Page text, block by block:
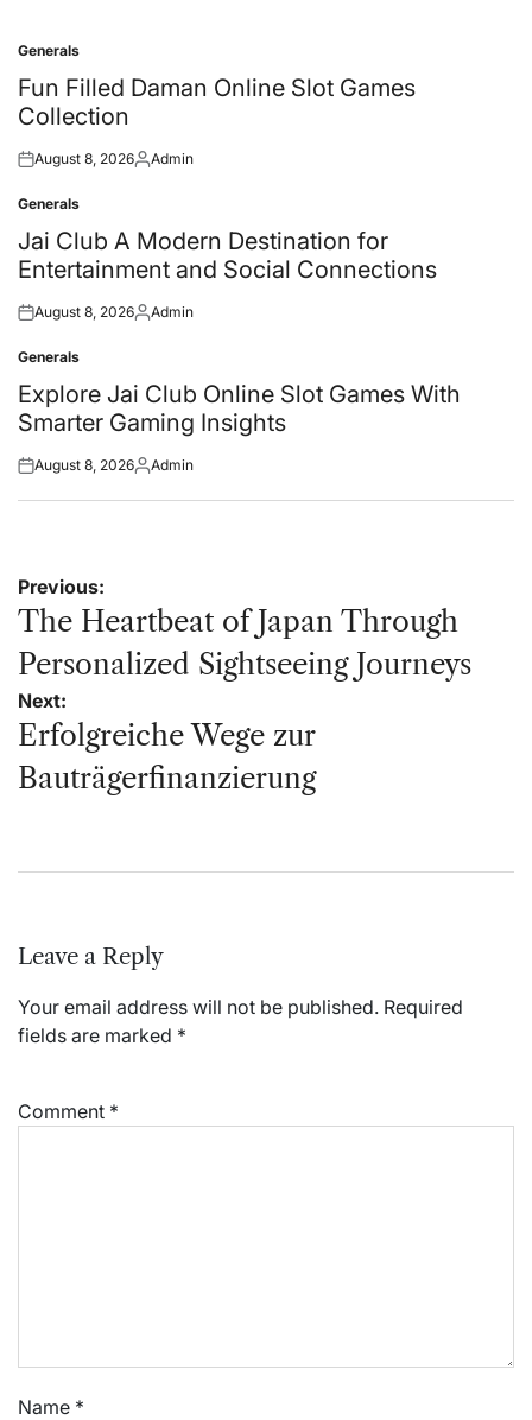
Posted
in
Generals
Fun Filled Daman Online Slot Games
Collection
Posted
August 8, 2026Posted
Admin
Posted
in
Generals
Jai Club A Modern Destination for
Entertainment and Social Connections
Posted
August 8, 2026Posted
Admin
Posted
in
Generals
Explore Jai Club Online Slot Games With
Smarter Gaming Insights
Posted
August 8, 2026Posted
Admin
Post
navigation
Previous:
The Heartbeat of Japan Through
Personalized Sightseeing Journeys
Next:
Erfolgreiche Wege zur
Bauträgerfinanzierung
Leave a Reply
Your email address will not be published. Required
fields are marked *
Comment *
Name *